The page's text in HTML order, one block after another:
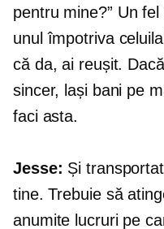
pentru mine?” Un
unul împotriva
că da, ai reușit.
sincer, lași bani pe
faci asta.
Jesse: Și
tine. Trebuie să
anumite lucruri pe